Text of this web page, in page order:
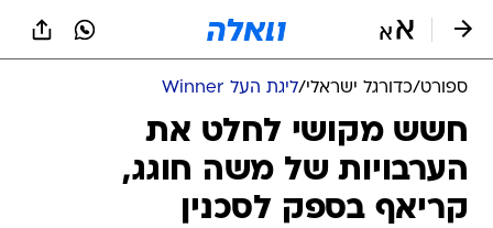
ספורט/כדורגל ישראלי/ליגת העל Winner
חשש מקושי לחלט את
הערבויות של משה חוגג,
קריאף בספק לסכנין